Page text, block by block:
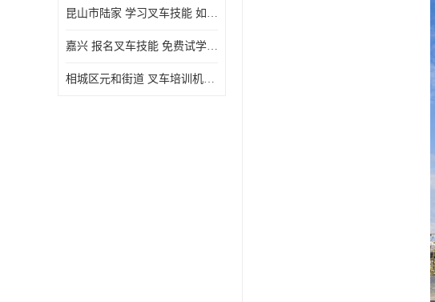
昆山市陆家 学习叉车技能 如何选择很重要
嘉兴 报名叉车技能 免费试学联系电话
相城区元和街道 叉车培训机构 如何选择很重要